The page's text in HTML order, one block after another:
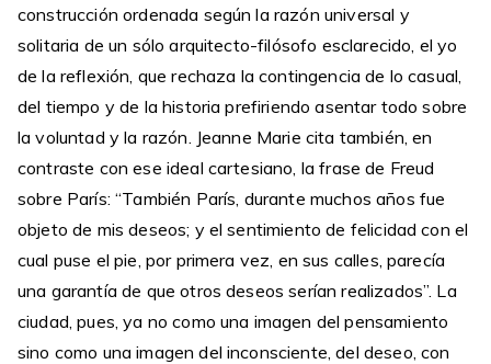
construcción ordenada según la razón universal y
solitaria de un sólo arquitecto-filósofo esclarecido, el yo
de la reflexión, que rechaza la contingencia de lo casual,
del tiempo y de la historia prefiriendo asentar todo sobre
la voluntad y la razón. Jeanne Marie cita también, en
contraste con ese ideal cartesiano, la frase de Freud
sobre París: “También París, durante muchos años fue
objeto de mis deseos; y el sentimiento de felicidad con el
cual puse el pie, por primera vez, en sus calles, parecía
una garantía de que otros deseos serían realizados”. La
ciudad, pues, ya no como una imagen del pensamiento
sino como una imagen del inconsciente, del deseo, con